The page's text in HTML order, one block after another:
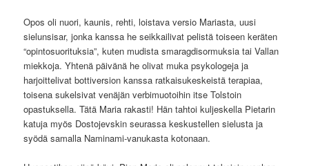
Opos oli nuori, kaunis, rehti, loistava versio Mariasta, uusi
sielunsisar, jonka kanssa he seikkailivat pelistä toiseen keräten
“opintosuorituksia”, kuten mudista smaragdisormuksia tai Vallan
miekkoja. Yhtenä päivänä he olivat muka psykologeja ja
harjoittelivat bottiversion kanssa ratkaisukeskeistä terapiaa,
toisena sukelsivat venäjän verbimuotoihin itse Tolstoin
opastuksella. Tätä Maria rakasti! Hän tahtoi kuljeskella Pietarin
katuja myös Dostojevskin seurassa keskustellen sielusta ja
syödä samalla Naminami-vanukasta kotonaan.